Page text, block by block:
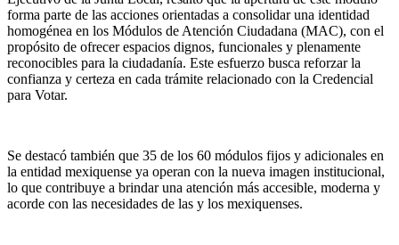
forma parte de las acciones orientadas a consolidar una identidad
homogénea en los Módulos de Atención Ciudadana (MAC), con el
propósito de ofrecer espacios dignos, funcionales y plenamente
reconocibles para la ciudadanía. Este esfuerzo busca reforzar la
confianza y certeza en cada trámite relacionado con la Credencial
para Votar.
Se destacó también que 35 de los 60 módulos fijos y adicionales en
la entidad mexiquense ya operan con la nueva imagen institucional,
lo que contribuye a brindar una atención más accesible, moderna y
acorde con las necesidades de las y los mexiquenses.